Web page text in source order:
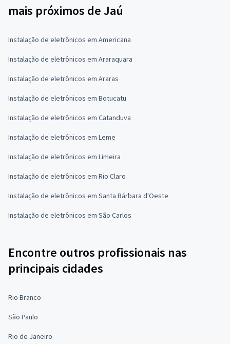
mais próximos de Jaú
Instalação de eletrônicos em Americana
Instalação de eletrônicos em Araraquara
Instalação de eletrônicos em Araras
Instalação de eletrônicos em Botucatu
Instalação de eletrônicos em Catanduva
Instalação de eletrônicos em Leme
Instalação de eletrônicos em Limeira
Instalação de eletrônicos em Rio Claro
Instalação de eletrônicos em Santa Bárbara d'Oeste
Instalação de eletrônicos em São Carlos
Encontre outros profissionais nas
principais cidades
Rio Branco
São Paulo
Rio de Janeiro